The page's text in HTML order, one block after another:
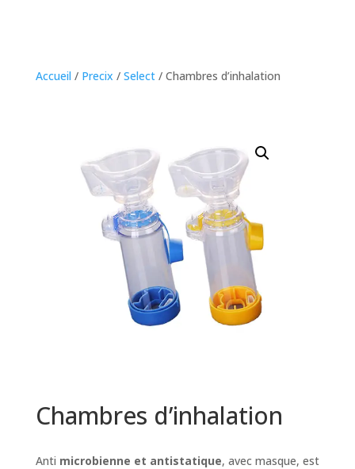
Accueil / Precix / Select/ Chambres d’inhalation
Chambres d’inhalation
Anti microbienne et antistatique, avec masque, est